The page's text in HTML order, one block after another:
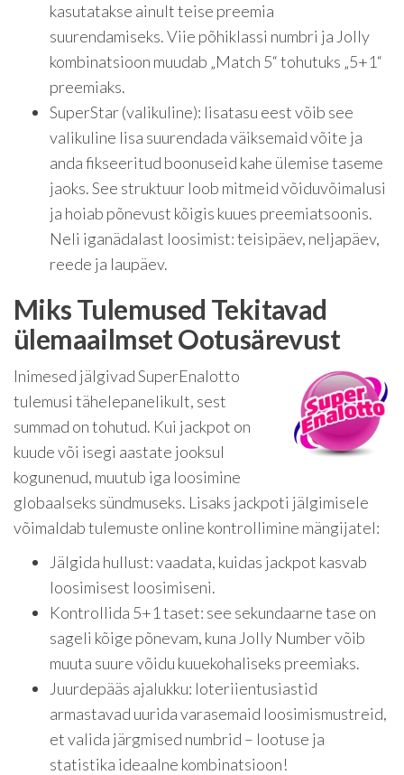
kasutatakse ainult teise preemia
suurendamiseks. Viie põhiklassi numbri ja Jolly
kombinatsioon muudab „Match 5“ tohutuks „5+1“
preemiaks.
SuperStar (valikuline): lisatasu eest võib see
valikuline lisa suurendada väiksemaid võite ja
anda fikseeritud boonuseid kahe ülemise taseme
jaoks. See struktuur loob mitmeid võiduvõimalusi
ja hoiab põnevust kõigis kuues preemiatsoonis.
Neli iganädalast loosimist: teisipäev, neljapäev,
reede ja laupäev.
Miks Tulemused Tekitavad
ülemaailmset Ootusärevust
Inimesed jälgivad SuperEnalotto
tulemusi tähelepanelikult, sest
summad on tohutud. Kui jackpot on
kuude või isegi aastate jooksul
kogunenud, muutub iga loosimine
globaalseks sündmuseks. Lisaks jackpoti jälgimisele
võimaldab tulemuste online kontrollimine mängijatel:
Jälgida hullust: vaadata, kuidas jackpot kasvab
loosimisest loosimiseni.
Kontrollida 5+1 taset: see sekundaarne tase on
sageli kõige põnevam, kuna Jolly Number võib
muuta suure võidu kuuekohaliseks preemiaks.
Juurdepääs ajalukku: loteriientusiastid
armastavad uurida varasemaid loosimismustreid,
et valida järgmised numbrid – lootuse ja
statistika ideaalne kombinatsioon!